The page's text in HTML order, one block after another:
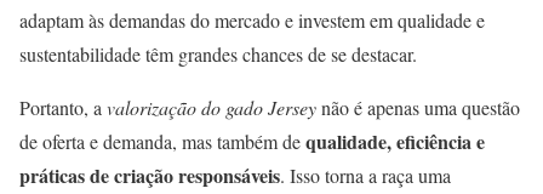
adaptam às demandas do mercado e investem em qualidade e
sustentabilidade têm grandes chances de se destacar.
Portanto, a valorização do gado Jerseynão é apenas uma questão
de oferta e demanda, mas também dequalidade, eficiência e
práticas de criação responsáveis. Isso torna a raça uma